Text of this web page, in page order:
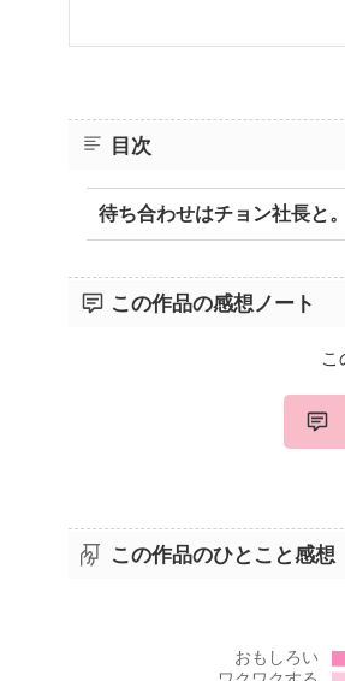
目次
待ち合わせはチョン社長と。
この作品の感想ノート
こ
この作品のひとこと感想